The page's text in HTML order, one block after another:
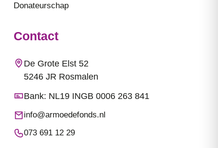
Donateurschap
Contact
De Grote Elst 52
5246 JR Rosmalen
Bank: NL19 INGB 0006 263 841
info@armoedefonds.nl
073 691 12 29